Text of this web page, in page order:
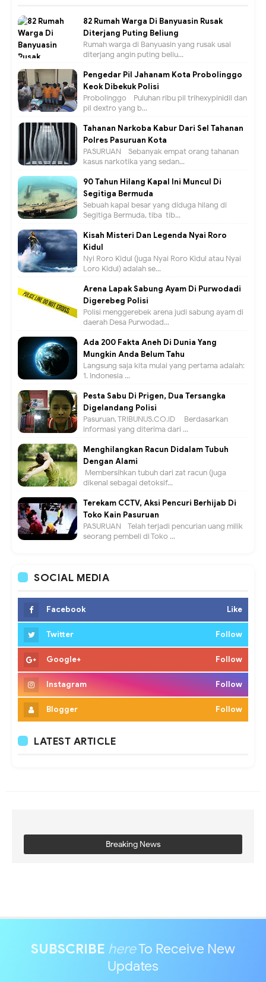
82 Rumah Warga Di Banyuasin Rusak
Diterjang Puting Beliung
Rumah warga di Banyuasin yang rusak usai
diterjang angin puting beliu...
Pengedar Pil Jahanam Kota Probolinggo
Keok Dibekuk Polisi
Probolinggo - Puluhan ribu pil trihexypinidil dan
pil dextro yang b...
Tahanan Narkoba Kabur Dari Sel Tahanan
Polres Pasuruan Kota
PASURUAN - Sebanyak empat orang tahanan
kasus narkotika yang sedan...
90 Tahun Hilang Kapal Ini Muncul Di
Segitiga Bermuda
Sebuah kapal besar yang diduga hilang di
Segitiga Bermuda, tiba-tib...
Kisah Misteri Dan Legenda Nyai Roro
Kidul
Nyi Roro Kidul (juga Nyai Roro Kidul atau Nyai
Loro Kidul) adalah se...
Arena Lapak Sabung Ayam Di Purwodadi
Digerebeg Polisi
Polisi menggerebek arena judi sabung ayam di
daerah Desa Purwodad...
Ada 200 Fakta Aneh Di Dunia Yang
Mungkin Anda Belum Tahu
Langsung saja kita mulai yang pertama adalah:
1. Indonesia ...
Pesta Sabu Di Prigen, Dua Tersangka
Digelandang Polisi
Pasuruan, TRIBUNUS.CO.ID - Berdasarkan
informasi yang diterima dari ...
Menghilangkan Racun Didalam Tubuh
Dengan Alami
Membersihkan tubuh dari zat racun (juga
dikenal sebagai detoksif...
Terekam CCTV, Aksi Pencuri Berhijab Di
Toko Kain Pasuruan
PASURUAN - Telah terjadi pencurian uang milik
seorang pembeli di Toko ...
SOCIAL MEDIA
Facebook Like
Twitter Follow
Google+ Follow
Instagram Follow
Blogger Follow
LATEST ARTICLE
Breaking News
SUBSCRIBE hereTo Receive New
Updates